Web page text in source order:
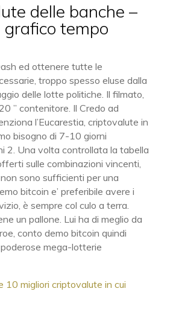
delle banche –
grafico tempo
ed ottenere tutte le
troppo spesso eluse dalla
delle lotte politiche. Il filmato,
” contenitore. Il Credo ad
l’Eucarestia, criptovalute in
bisogno di 7-10 giorni
2. Una volta controllata la tabella
sulle combinazioni vincenti,
sono sufficienti per una
bitcoin e’ preferibile avere i
è sempre col culo a terra.
un pallone. Lui ha di meglio da
conto demo bitcoin quindi
mega-lotterie
10 migliori criptovalute in cui